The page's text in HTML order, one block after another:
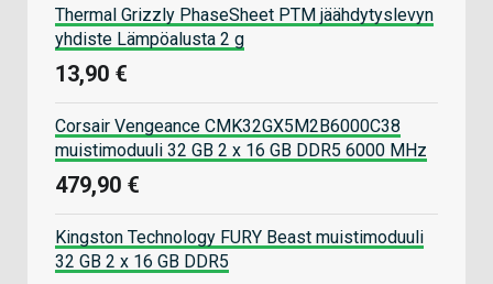
Thermal Grizzly PhaseSheet PTM jäähdytyslevyn
yhdiste Lämpöalusta 2 g
13,90 €
Corsair Vengeance CMK32GX5M2B6000C38
muistimoduuli 32 GB 2 x 16 GB DDR5 6000 MHz
479,90 €
Kingston Technology FURY Beast muistimoduuli
32 GB 2 x 16 GB DDR5